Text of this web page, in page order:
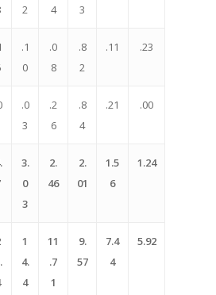
2
4
3
.1
0
.0
8
.8
2
.11 .23
.0
3
.2
6
.8
4
.21 .00
3.
0
3
2.
46
2.
01
1.5
6
1.24
1
4.
4
11
.7
1
9.
57
7.4
4
5.92